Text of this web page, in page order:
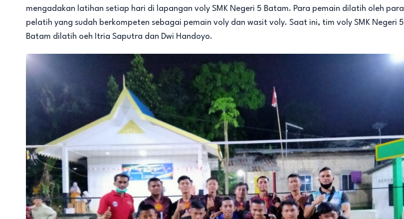
mengadakan latihan setiap hari di lapangan voly SMK Negeri 5 Batam. Para pemain dilatih oleh para
pelatih yang sudah berkompeten sebagai pemain voly dan wasit voly. Saat ini, tim voly SMK Negeri 5
Batam dilatih oeh Itria Saputra dan Dwi Handoyo.